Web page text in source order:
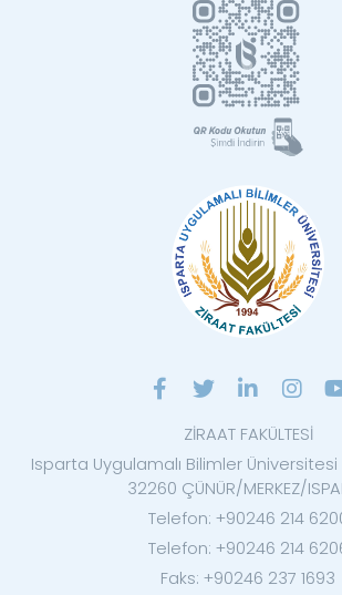
ZİRAAT FAKÜLTESİ
Isparta Uygulamalı Bilimler
32260 ÇÜNÜR/MERKEZ/
Telefon: +90246 214
Telefon: +90246 214
Faks: +90246 237 1693